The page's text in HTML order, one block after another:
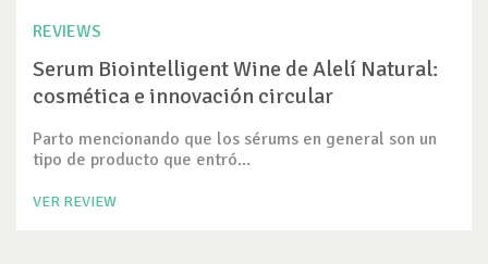
REVIEWS
Serum Biointelligent Wine de Alelí Natural:
cosmética e innovación circular
Parto mencionando que los sérums en general son un
tipo de producto que entró...
VER REVIEW